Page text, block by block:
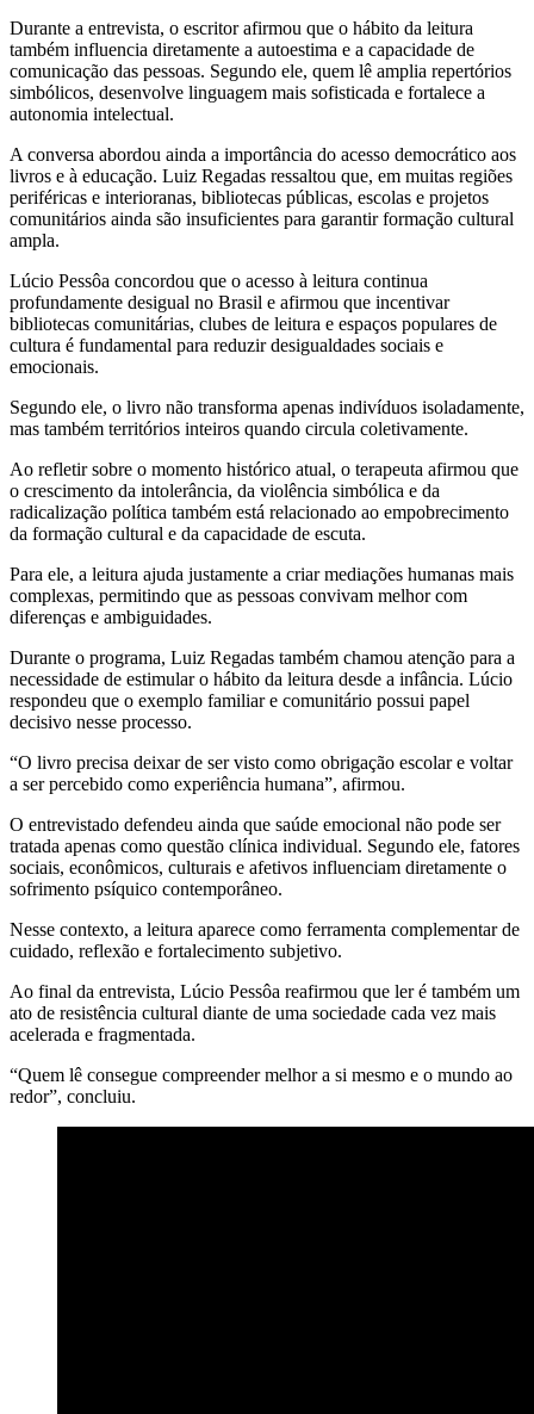
Durante a entrevista, o escritor afirmou que o hábito da leitura
também influencia diretamente a autoestima e a capacidade de
comunicação das pessoas. Segundo ele, quem lê amplia repertórios
simbólicos, desenvolve linguagem mais sofisticada e fortalece a
autonomia intelectual.
A conversa abordou ainda a importância do acesso democrático aos
livros e à educação. Luiz Regadas ressaltou que, em muitas regiões
periféricas e interioranas, bibliotecas públicas, escolas e projetos
comunitários ainda são insuficientes para garantir formação cultural
ampla.
Lúcio Pessôa concordou que o acesso à leitura continua
profundamente desigual no Brasil e afirmou que incentivar
bibliotecas comunitárias, clubes de leitura e espaços populares de
cultura é fundamental para reduzir desigualdades sociais e
emocionais.
Segundo ele, o livro não transforma apenas indivíduos isoladamente,
mas também territórios inteiros quando circula coletivamente.
Ao refletir sobre o momento histórico atual, o terapeuta afirmou que
o crescimento da intolerância, da violência simbólica e da
radicalização política também está relacionado ao empobrecimento
da formação cultural e da capacidade de escuta.
Para ele, a leitura ajuda justamente a criar mediações humanas mais
complexas, permitindo que as pessoas convivam melhor com
diferenças e ambiguidades.
Durante o programa, Luiz Regadas também chamou atenção para a
necessidade de estimular o hábito da leitura desde a infância. Lúcio
respondeu que o exemplo familiar e comunitário possui papel
decisivo nesse processo.
“O livro precisa deixar de ser visto como obrigação escolar e voltar
a ser percebido como experiência humana”, afirmou.
O entrevistado defendeu ainda que saúde emocional não pode ser
tratada apenas como questão clínica individual. Segundo ele, fatores
sociais, econômicos, culturais e afetivos influenciam diretamente o
sofrimento psíquico contemporâneo.
Nesse contexto, a leitura aparece como ferramenta complementar de
cuidado, reflexão e fortalecimento subjetivo.
Ao final da entrevista, Lúcio Pessôa reafirmou que ler é também um
ato de resistência cultural diante de uma sociedade cada vez mais
acelerada e fragmentada.
“Quem lê consegue compreender melhor a si mesmo e o mundo ao
redor”, concluiu.